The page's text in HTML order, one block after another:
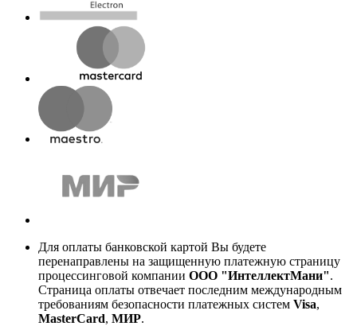
Для оплаты банковской картой Вы будете
перенаправлены на защищенную платежную страницу
процессинговой компании ООО "ИнтеллектМани".
Страница оплаты отвечает последним международным
требованиям безопасности платежных систем Visa,
MasterCard, МИР.